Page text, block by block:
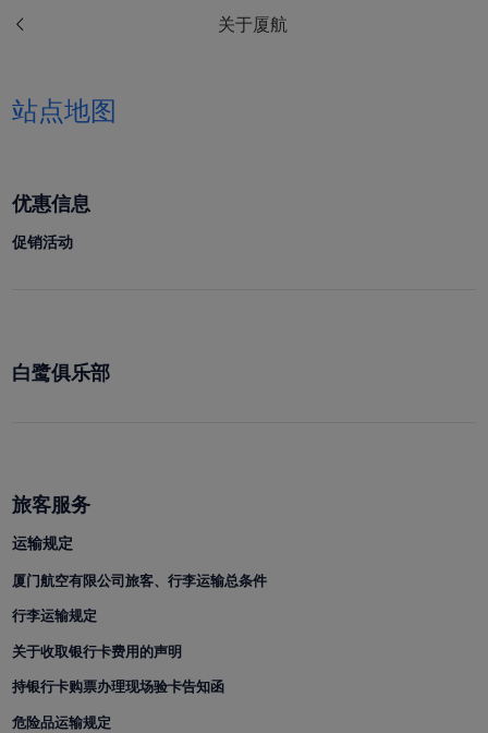
关于厦航
站点地图
优惠信息
促销活动
白鹭俱乐部
旅客服务
运输规定
厦门航空有限公司旅客、行李运输总条件
行李运输规定
关于收取银行卡费用的声明
持银行卡购票办理现场验卡告知函
危险品运输规定
在您的浏览器中。
在您的同意下，我们还将
我们的营销绩效 (ii) 个性
息。 通过放置这些